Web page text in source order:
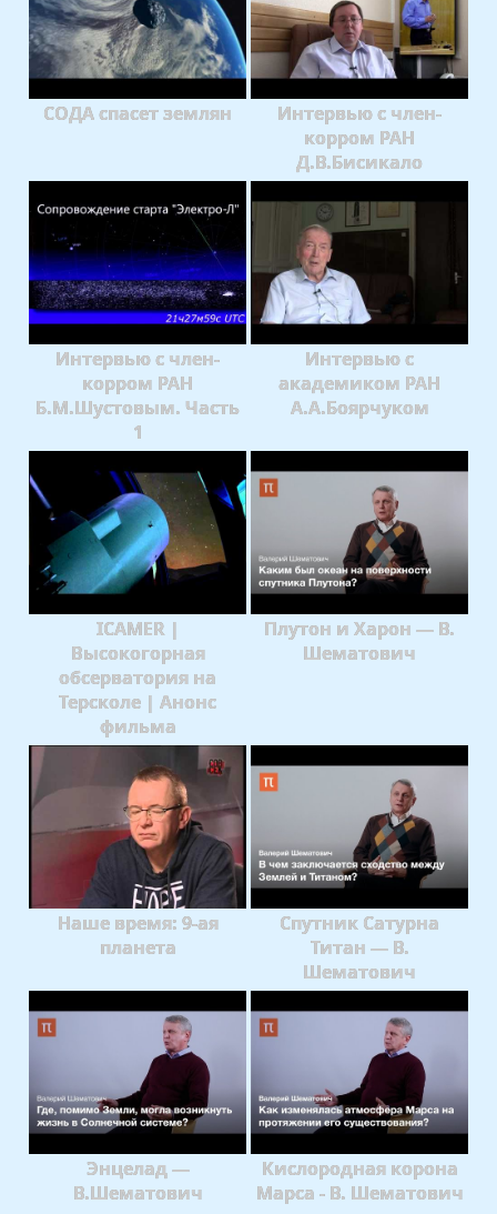
СОДА спасет землян
Интервью с член-
корром РАН
Д.В.Бисикало
Интервью с член-
корром РАН
Б.М.Шустовым. Часть
1
Интервью с
академиком РАН
А.А.Боярчуком
ICAMER |
Высокогорная
обсерватория на
Терсколе | Анонс
фильма
Плутон и Харон — В.
Шематович
Наше время: 9-ая
планета
Спутник Сатурна
Титан — В.
Шематович
Энцелад —
В.Шематович
Кислородная корона
Марса - В. Шематович